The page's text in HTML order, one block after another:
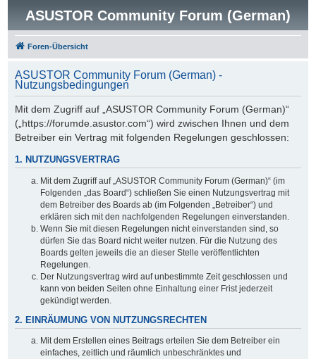
ASUSTOR Community Forum (German)
Foren-Übersicht
ASUSTOR Community Forum (German) -
Nutzungsbedingungen
Mit dem Zugriff auf „ASUSTOR Community Forum (German)“
(„https://forumde.asustor.com“) wird zwischen Ihnen und dem
Betreiber ein Vertrag mit folgenden Regelungen geschlossen:
1. NUTZUNGSVERTRAG
Mit dem Zugriff auf „ASUSTOR Community Forum (German)“ (im
Folgenden „das Board“) schließen Sie einen Nutzungsvertrag mit
dem Betreiber des Boards ab (im Folgenden „Betreiber“) und
erklären sich mit den nachfolgenden Regelungen einverstanden.
Wenn Sie mit diesen Regelungen nicht einverstanden sind, so
dürfen Sie das Board nicht weiter nutzen. Für die Nutzung des
Boards gelten jeweils die an dieser Stelle veröffentlichten
Regelungen.
Der Nutzungsvertrag wird auf unbestimmte Zeit geschlossen und
kann von beiden Seiten ohne Einhaltung einer Frist jederzeit
gekündigt werden.
2. EINRÄUMUNG VON NUTZUNGSRECHTEN
Mit dem Erstellen eines Beitrags erteilen Sie dem Betreiber ein
einfaches, zeitlich und räumlich unbeschränktes und